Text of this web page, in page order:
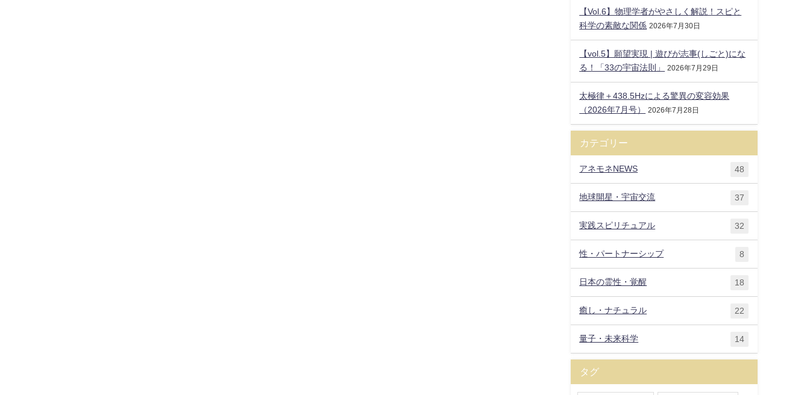
【Vol.6】物理学者がやさしく解説！スピと
科学の素敵な関係 2026年7月30日
【vol.5】願望実現 | 遊びが志事(しごと)にな
る！「33の宇宙法則」
2026年7月29日
太極律＋438.5Hzによる驚異の変容効果
（2026年7月号）
2026年7月28日
カテゴリー
アネモネNEWS 48
地球開星・宇宙交流 37
実践スピリチュアル 32
性・パートナーシップ 8
日本の霊性・覚醒 18
癒し・ナチュラル 22
量子・未来科学 14
タグ